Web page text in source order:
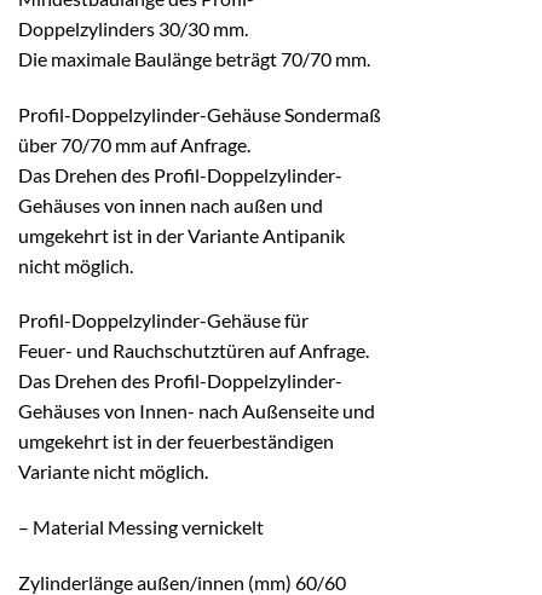
Doppelzylinders 30/30 mm.
Die maximale Baulänge beträgt 70/70 mm.
Profil-Doppelzylinder-Gehäuse Sondermaß
über 70/70 mm auf Anfrage.
Das Drehen des Profil-Doppelzylinder-
Gehäuses von innen nach außen und
umgekehrt ist in der Variante Antipanik
nicht möglich.
Profil-Doppelzylinder-Gehäuse für
Feuer- und Rauchschutztüren auf Anfrage.
Das Drehen des Profil-Doppelzylinder-
Gehäuses von Innen- nach Außenseite und
umgekehrt ist in der feuerbeständigen
Variante nicht möglich.
– Material Messing vernickelt
Zylinderlänge außen/innen (mm) 60/60